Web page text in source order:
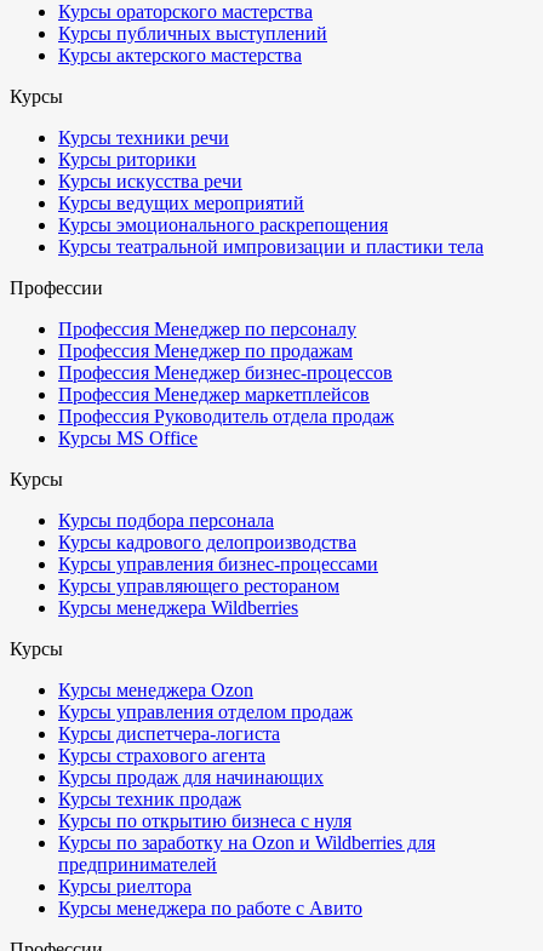
Курсы ораторского мастерства
Курсы публичных выступлений
Курсы актерского мастерства
Курсы
Курсы техники речи
Курсы риторики
Курсы искусства речи
Курсы ведущих мероприятий
Курсы эмоционального раскрепощения
Курсы театральной импровизации и пластики тела
Профессии
Профессия Менеджер по персоналу
Профессия Менеджер по продажам
Профессия Менеджер бизнес-процессов
Профессия Менеджер маркетплейсов
Профессия Руководитель отдела продаж
Курсы MS Office
Курсы
Курсы подбора персонала
Курсы кадрового делопроизводства
Курсы управления бизнес-процессами
Курсы управляющего рестораном
Курсы менеджера Wildberries
Курсы
Курсы менеджера Ozon
Курсы управления отделом продаж
Курсы диспетчера-логиста
Курсы страхового агента
Курсы продаж для начинающих
Курсы техник продаж
Курсы по открытию бизнеса с нуля
Курсы по заработку на Ozon и Wildberries для
предпринимателей
Курсы риелтора
Курсы менеджера по работе с Авито